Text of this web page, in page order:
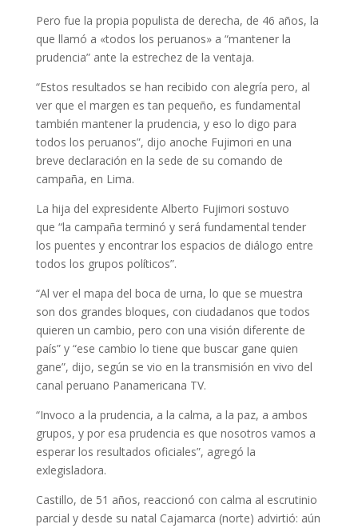
Pero fue la propia populista de derecha, de 46 años, la
que llamó a «todos los peruanos» a “mantener la
prudencia” ante la estrechez de la ventaja.
“Estos resultados se han recibido con alegría pero, al
ver que el margen es tan pequeño, es fundamental
también mantener la prudencia, y eso lo digo para
todos los peruanos”, dijo anoche Fujimori en una
breve declaración en la sede de su comando de
campaña, en Lima.
La hija del expresidente Alberto Fujimori sostuvo
que “la campaña terminó y será fundamental tender
los puentes y encontrar los espacios de diálogo entre
todos los grupos políticos”.
“Al ver el mapa del boca de urna, lo que se muestra
son dos grandes bloques, con ciudadanos que todos
quieren un cambio, pero con una visión diferente de
país” y “ese cambio lo tiene que buscar gane quien
gane”, dijo, según se vio en la transmisión en vivo del
canal peruano Panamericana TV.
“Invoco a la prudencia, a la calma, a la paz, a ambos
grupos, y por esa prudencia es que nosotros vamos a
esperar los resultados oficiales”, agregó la
exlegisladora.
Castillo, de 51 años, reaccionó con calma al escrutinio
parcial y desde su natal Cajamarca (norte) advirtió: aún